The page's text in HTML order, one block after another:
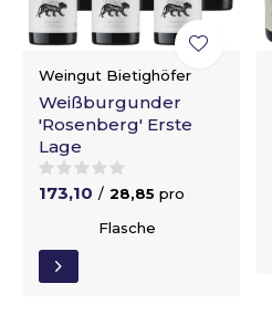
Weingut Bietighöfer
Weißburgunder
'Rosenberg' Erste
Lage
173,10 / 28,85 pro
Flasche